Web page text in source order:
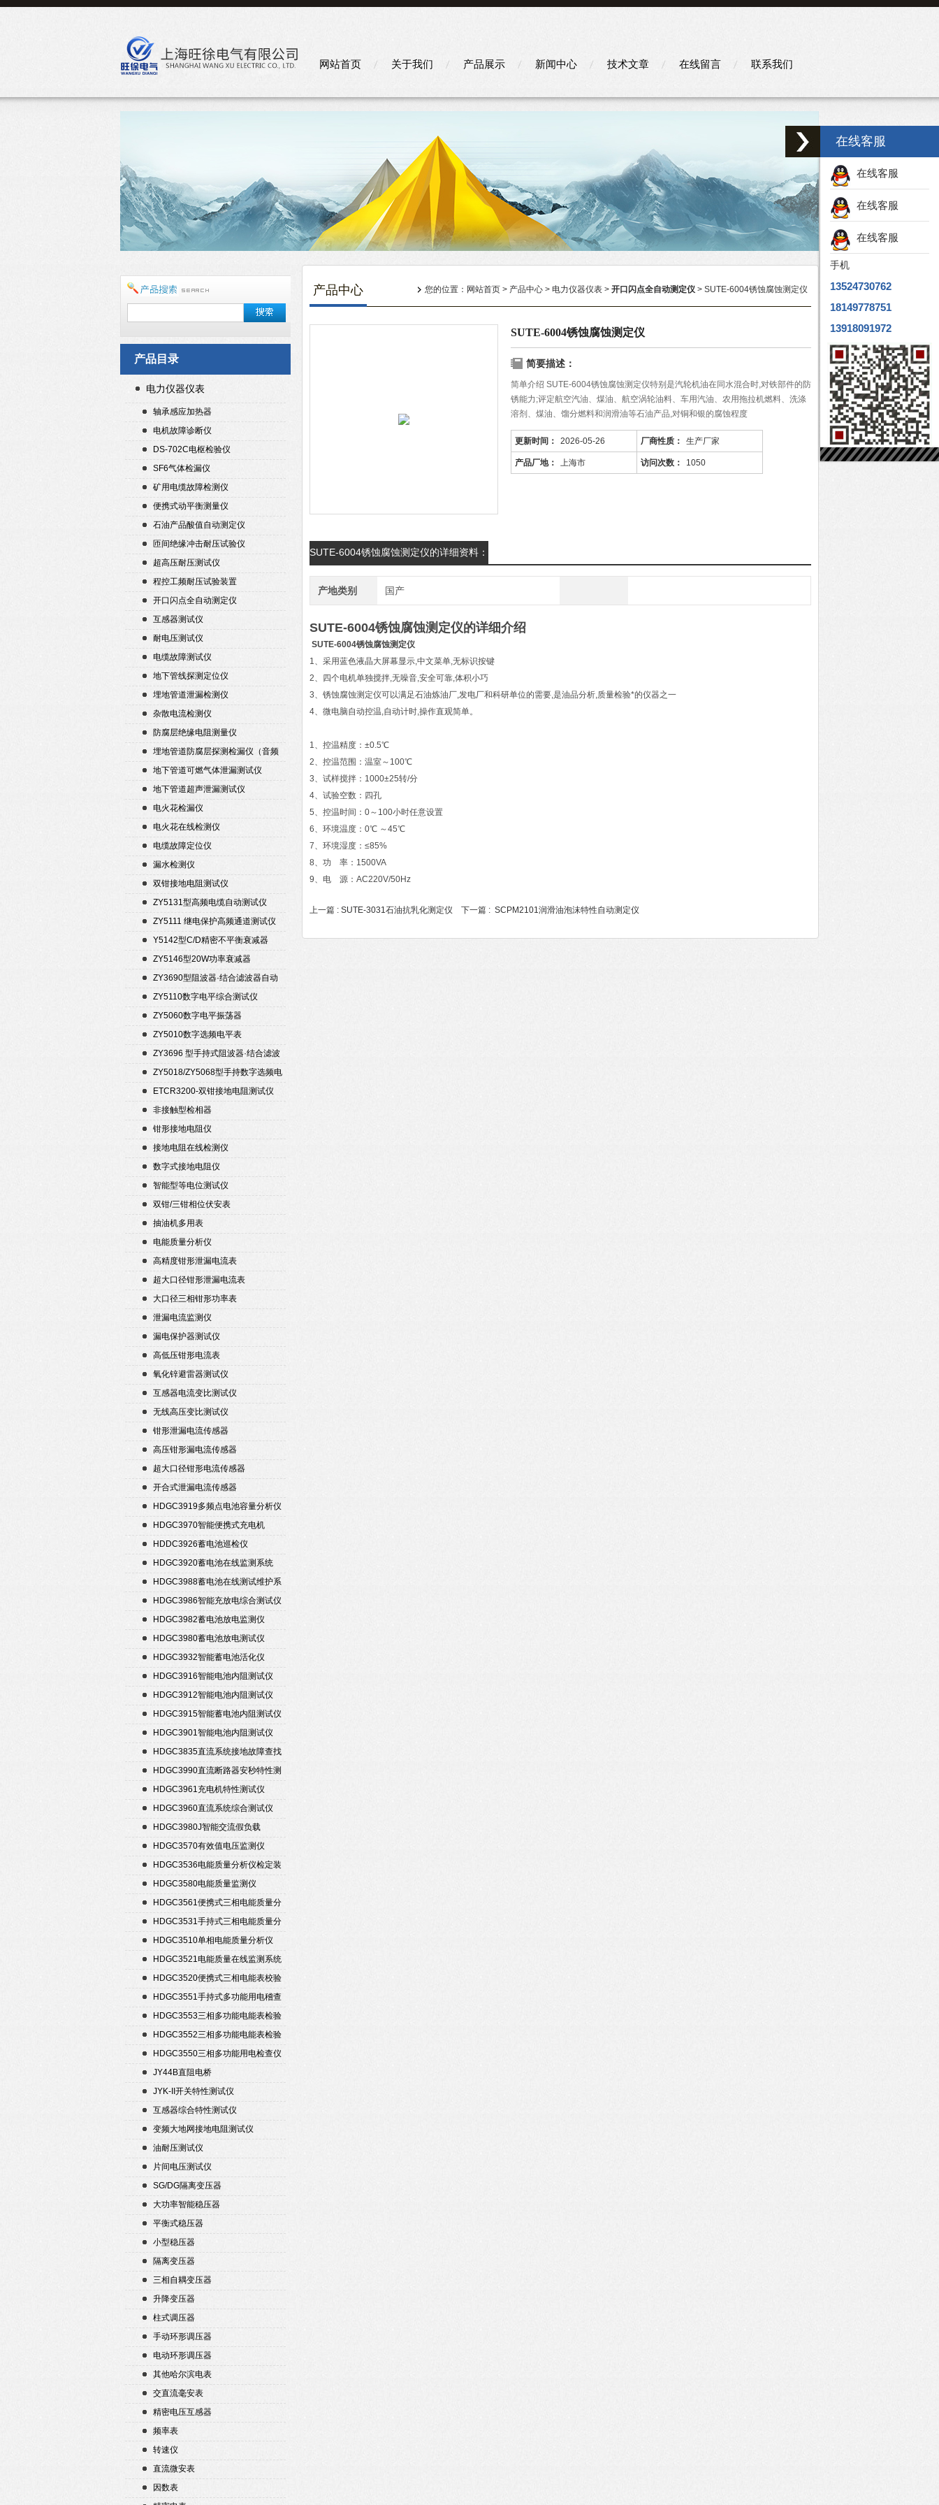
网站首页 关于我们 产品展示 新闻中心 技术文章 在线留言 联系我们
产品目录
电力仪器仪表
轴承感应加热器
电机故障诊断仪
DS-702C电枢检验仪
SF6气体检漏仪
矿用电缆故障检测仪
便携式动平衡测量仪
石油产品酸值自动测定仪
匝间绝缘冲击耐压试验仪
超高压耐压测试仪
程控工频耐压试验装置
开口闪点全自动测定仪
互感器测试仪
耐电压测试仪
电缆故障测试仪
地下管线探测定位仪
埋地管道泄漏检测仪
杂散电流检测仪
防腐层绝缘电阻测量仪
埋地管道防腐层探测检漏仪（音频
检漏仪）
地下管道可燃气体泄漏测试仪
地下管道超声泄漏测试仪
电火花检漏仪
电火花在线检测仪
电缆故障定位仪
漏水检测仪
双钳接地电阻测试仪
ZY5131型高频电缆自动测试仪
ZY5111 继电保护高频通道测试仪
Y5142型C/D精密不平衡衰减器
（50Ω）
ZY5146型20W功率衰减器
ZY3690型阻波器·结合滤波器自动
测试仪
ZY5110数字电平综合测试仪
ZY5060数字电平振荡器
ZY5010数字选频电平表
ZY3696 型手持式阻波器·结合滤波
器自动测试仪
ZY5018/ZY5068型手持数字选频电
平表/电平振荡器
ETCR3200-双钳接地电阻测试仪
非接触型检相器
钳形接地电阻仪
接地电阻在线检测仪
数字式接地电阻仪
智能型等电位测试仪
双钳/三钳相位伏安表
抽油机多用表
电能质量分析仪
高精度钳形泄漏电流表
超大口径钳形泄漏电流表
大口径三相钳形功率表
泄漏电流监测仪
漏电保护器测试仪
高低压钳形电流表
氧化锌避雷器测试仪
互感器电流变比测试仪
无线高压变比测试仪
钳形泄漏电流传感器
高压钳形漏电流传感器
超大口径钳形电流传感器
开合式泄漏电流传感器
HDGC3919多频点电池容量分析仪
HDGC3970智能便携式充电机
HDDC3926蓄电池巡检仪
HDGC3920蓄电池在线监测系统
HDGC3988蓄电池在线测试维护系
统
HDGC3986智能充放电综合测试仪
HDGC3982蓄电池放电监测仪
HDGC3980蓄电池放电测试仪
HDGC3932智能蓄电池活化仪
HDGC3916智能电池内阻测试仪
HDGC3912智能电池内阻测试仪
HDGC3915智能蓄电池内阻测试仪
HDGC3901智能电池内阻测试仪
HDGC3835直流系统接地故障查找
仪
HDGC3990直流断路器安秒特性测
试仪
HDGC3961充电机特性测试仪
HDGC3960直流系统综合测试仪
HDGC3980J智能交流假负载
HDGC3570有效值电压监测仪
HDGC3536电能质量分析仪检定装
置
HDGC3580电能质量监测仪
HDGC3561便携式三相电能质量分
析仪
HDGC3531手持式三相电能质量分
析仪
HDGC3510单相电能质量分析仪
HDGC3521电能质量在线监测系统
HDGC3520便携式三相电能表校验
仪
HDGC3551手持式多功能用电稽查
仪
HDGC3553三相多功能电能表检验
装置
HDGC3552三相多功能电能表检验
装置
HDGC3550三相多功能用电检查仪
JY44B直阻电桥
JYK-II开关特性测试仪
互感器综合特性测试仪
变频大地网接地电阻测试仪
油耐压测试仪
片间电压测试仪
SG/DG隔离变压器
大功率智能稳压器
平衡式稳压器
小型稳压器
隔离变压器
三相自耦变压器
升降变压器
柱式调压器
手动环形调压器
电动环形调压器
其他哈尔滨电表
交直流毫安表
精密电压互感器
频率表
转速仪
直流微安表
因数表
产品中心 您的位置： 网站首页 > 产品中心 > 电力仪器仪表 > 开口闪点全自动测定仪 > SUTE-6004锈蚀腐蚀测定仪
SUTE-6004锈蚀腐蚀测定仪
简要描述：
简单介绍 SUTE-6004锈蚀腐蚀测定仪特别是汽轮机油在同水混合时,对铁部件的防
锈能力;评定航空汽油、煤油、航空涡轮油料、车用汽油、农用拖拉机燃料、洗涤
溶剂、煤油、馏分燃料和润滑油等石油产品,对铜和银的腐蚀程度
更新时间： 2026-05-26 厂商性质： 生产厂家
产品厂地： 上海市 访问次数： 1050
SUTE-6004锈蚀腐蚀测定仪的详细资料：
产地类别 国产
SUTE-6004锈蚀腐蚀测定仪的详细介绍
SUTE-6004锈蚀腐蚀测定仪
1、采用蓝色液晶大屏幕显示,中文菜单,无标识按键
2、四个电机单独搅拌,无噪音,安全可靠,体积小巧
3、锈蚀腐蚀测定仪可以满足石油炼油厂,发电厂和科研单位的需要,是油品分析,质量检验*的仪器之一
4、微电脑自动控温,自动计时,操作直观简单。
1、控温精度：±0.5℃
2、控温范围：温室～100℃
3、试样搅拌：1000±25转/分
4、试验空数：四孔
5、控温时间：0～100小时任意设置
6、环境温度：0℃ ～45℃
7、环境湿度：≤85%
8、功 率：1500VA
9、电 源：AC220V/50Hz
上一篇 : SUTE-3031石油抗乳化测定仪 下一篇 : SCPM2101润滑油泡沫特性自动测定仪
在线客服
在线客服
在线客服
在线客服
手机
13524730762
18149778751
13918091972